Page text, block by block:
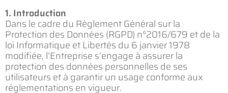
1. Introduction
Dans le cadre du Règlement Général sur la
Protection des Données (RGPD) n°2016/679 et de la
loi Informatique et Libertés du 6 janvier 1978
modifiée, l’Entreprise s’engage à assurer la
protection des données personnelles de ses
utilisateurs et à garantir un usage conforme aux
réglementations en vigueur.